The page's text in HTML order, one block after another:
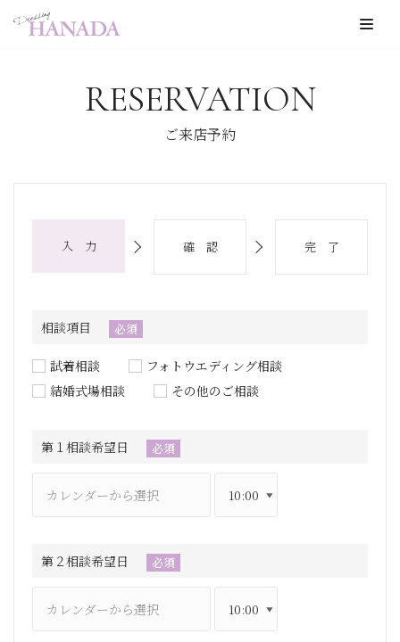
RESERVATION
ご来店予約
入 力 確 認 完 了
相談項目 必須
試着相談
フォトウエディング相談
結婚式場相談
その他のご相談
第１相談希望日 必須
第２相談希望日 必須